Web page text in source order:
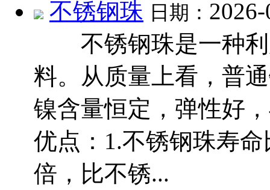
不锈钢珠 日期：
不锈钢珠是一种利
料。从质量上看，普
镍含量恒定，弹性好
优点：1.不锈钢珠寿
倍，比不锈...